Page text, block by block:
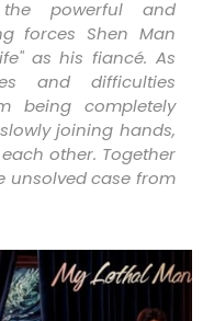
powerful and
forces Shen Man
as his fiancé. As
and difficulties
being completely
joining hands,
other. Together
unsolved case from